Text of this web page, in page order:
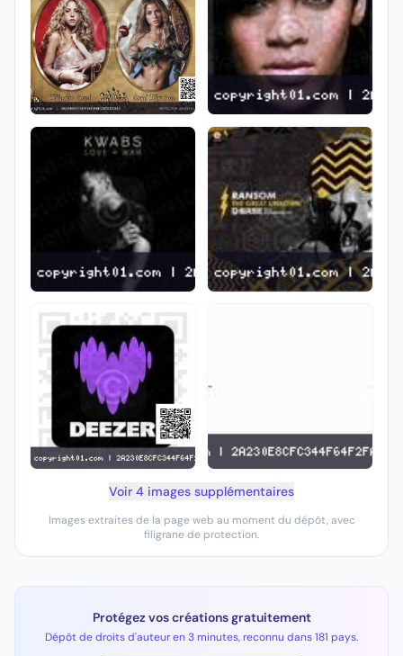
Voir 4 images supplémentaires
Images extraites de la page web au moment du dépôt, avec
filigrane de protection.
Protégez vos créations gratuitement
Dépôt de droits d'auteur en 3 minutes, reconnu dans 181 pays.